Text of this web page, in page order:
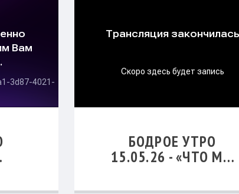
БОДРОЕ УТРО
15.05.26 - «ЧТО МЫ
ВОЛЕ БОЖИЕЙ?»